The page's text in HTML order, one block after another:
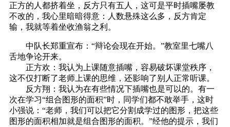
正方的人都挤着坐，反方只有五人，这可是平时插嘴屡教
不改的，我心里暗暗得意：人数悬殊这么多，反方肯定
输，我就等着坐收渔翁之利。
中队长郑重宣布：“辩论会现在开始。”教室里七嘴八
舌地争论开来。
正方欢：我认为上课随意插嘴，容易破坏课堂秩序，
这不仅打断了老师上课的思维，还影响了别人正常听课。
反方翔：我认为在有些情况下插嘴也是可以的。有一
次在学习“组合图形的面积”时，同学们都不敢举手，这时
小强说：“老师，我们可以把它分割成学过的图形，把这些
图形的面积相加就是组合图形的面积。”经他的提示，我们